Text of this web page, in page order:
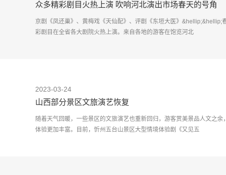
众多精彩剧目火热上演 吹响河北演出市场春天的号角
京剧《凤还巢》、黄梅戏《天仙配》、评剧《东垣大医》&hellip;&hellip;
彩剧目在全省各大剧院火热上演。来自各地的游客在饱览河北
2023-03-24
山西部分景区文旅演艺恢复
随着天气回暖，一些景区的文旅演艺也重新回归，游客赏美景品人文之
体验更加丰富。目前，忻州五台山景区大型情境体验剧《又见五